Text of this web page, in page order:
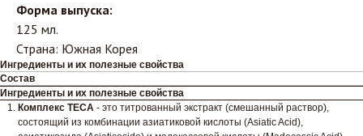
Форма выпуска:
125 мл.
Страна: Южная Корея
Ингредиенты и их полезные свойства
Состав
Ингредиенты и их полезные свойства
Комплекс TECA - это титрованный экстракт (смешанный раствор),
состоящий из комбинации азиатиковой кислоты (Asiatic Acid),